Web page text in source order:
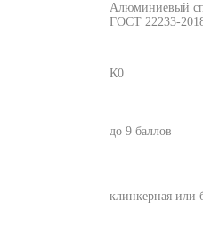
Алюминиевый
ГОСТ 22233-
К0
до 9 баллов
клинкерная или